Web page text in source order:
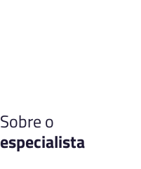
Sobre o
especialista